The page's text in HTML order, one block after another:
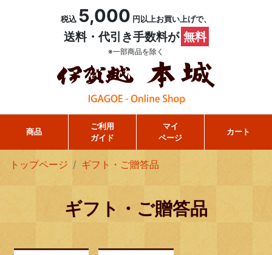
税込 5,000 円以上お買い上げで、
送料・代引き手数料が 無料
※一部商品を除く
商品
ご利用
ガイド
マイ
ページ
カート
トップページ ギフト・ご贈答品
ギフト・ご贈答品